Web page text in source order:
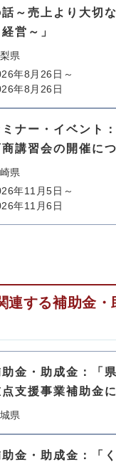
～売上より大切
営～」
県
年8月26日～
年8月26日
ミナー・イベント
講習会の開催につ
県
年11月5日～
年11月6日
連する補助金・
助金・助成金：「
支援事業補助金に
県
助金・助成金：「